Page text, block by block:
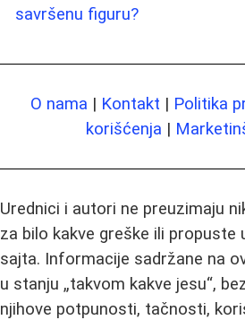
savršenu figuru?
O nama | Kontakt | Politika
korišćenja |
Urednici i autori ne preuzimaju
za bilo kakve greške ili propuste
sajta. Informacije sadržane na
u stanju „takvom kakve jesu“,
njihove potpunosti, tačnosti,